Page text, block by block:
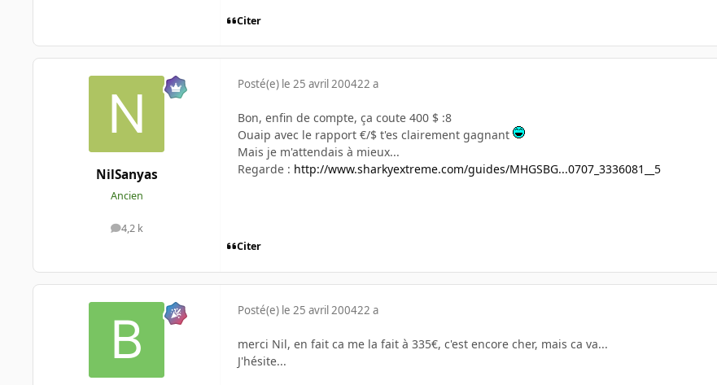
Citer
NilSanyas
Ancien
4,2 k
messages
Posté(e) le 25 avril 200422 a
Bon, enfin de compte, ça coute 400 $ :8
Ouaip avec le rapport €/$ t'es clairement gagnant
Mais je m'attendais à mieux...
Regarde : http://www.sharkyextreme.com/guides/MHGSBG...0707_3336081__5
Citer
Posté(e) le 25 avril 200422 a
merci Nil, en fait ca me la fait à 335€, c'est encore cher, mais ca va...
J'hésite...